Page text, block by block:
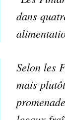
dans
Selon les
mais